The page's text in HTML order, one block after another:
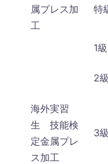
属プレス加
工
特
1級
2級
海外実習
生 技能検
定金属プレ
ス加工
3級